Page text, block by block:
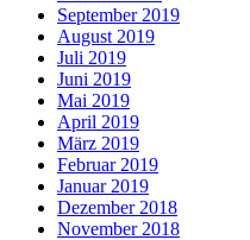
September 2019
August 2019
Juli 2019
Juni 2019
Mai 2019
April 2019
März 2019
Februar 2019
Januar 2019
Dezember 2018
November 2018